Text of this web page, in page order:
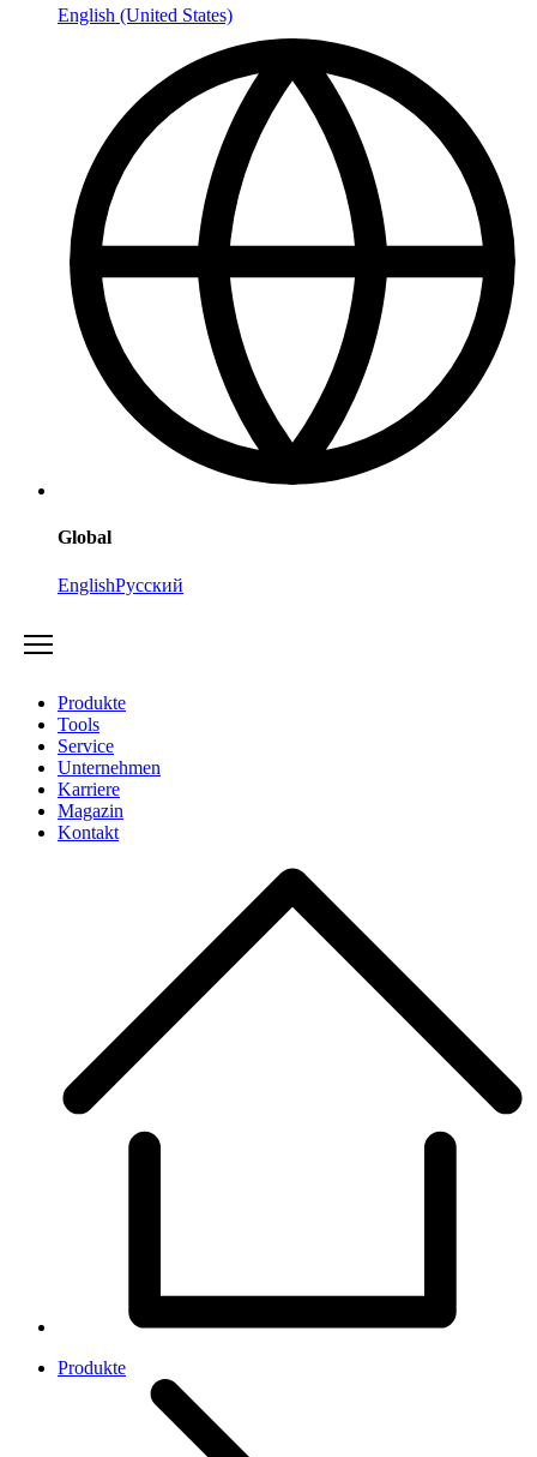
English (United States)
Global
EnglishРусский
Produkte
Tools
Service
Unternehmen
Karriere
Magazin
Kontakt
Produkte